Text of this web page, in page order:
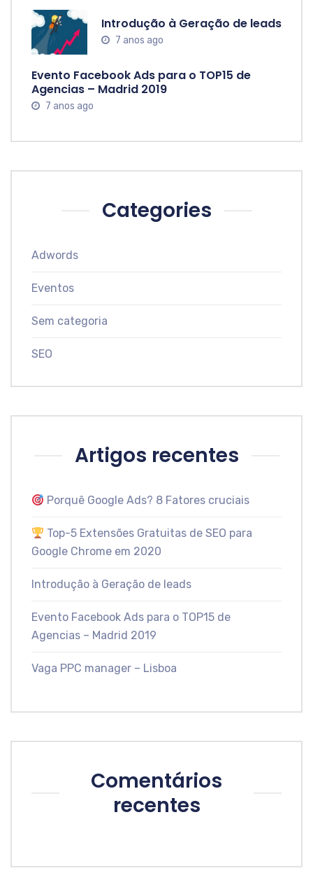
Introdução à Geração de leads
7 anos ago
Evento Facebook Ads para o TOP15 de
Agencias – Madrid 2019
7 anos ago
Categories
Adwords
Eventos
Sem categoria
SEO
Artigos recentes
Porquê Google Ads? 8 Fatores cruciais
Top-5 Extensões Gratuitas de SEO para
Google Chrome em 2020
Introdução à Geração de leads
Evento Facebook Ads para o TOP15 de
Agencias – Madrid 2019
Vaga PPC manager – Lisboa
Comentários
recentes